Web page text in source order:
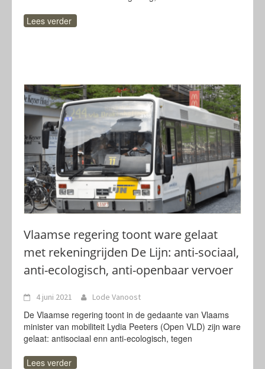
Lees verder
Vlaamse regering toont ware gelaat
met rekeningrijden De Lijn: anti-sociaal,
anti-ecologisch, anti-openbaar vervoer
4 juni 2021 Lode Vanoost
De Vlaamse regering toont in de gedaante van Vlaams
minister van mobiliteit Lydia Peeters (Open VLD) zijn ware
gelaat: antisociaal enn anti-ecologisch, tegen
Lees verder